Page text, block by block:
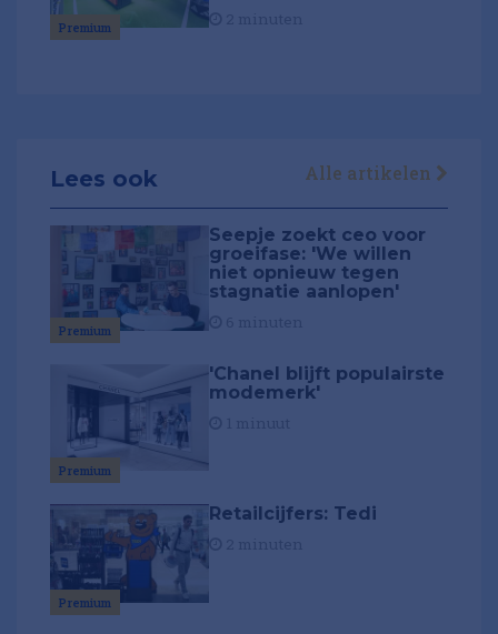
Premium
Lees ook Alle artikelen
Premium
Seepje zoekt ceo voor
groeifase: 'We willen
niet opnieuw tegen
stagnatie aanlopen'
Premium
'Chanel blijft populairste
modemerk'
Premium
Retailcijfers: Tedi